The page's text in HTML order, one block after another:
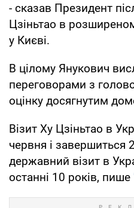
- сказав Президент
Цзіньтао в
у Києві.
В цілому Янукович
переговорами з
оцінку досягнутим
Візит Ху Цзіньтао в
червня і
державний візит в
останні 10 років, пише